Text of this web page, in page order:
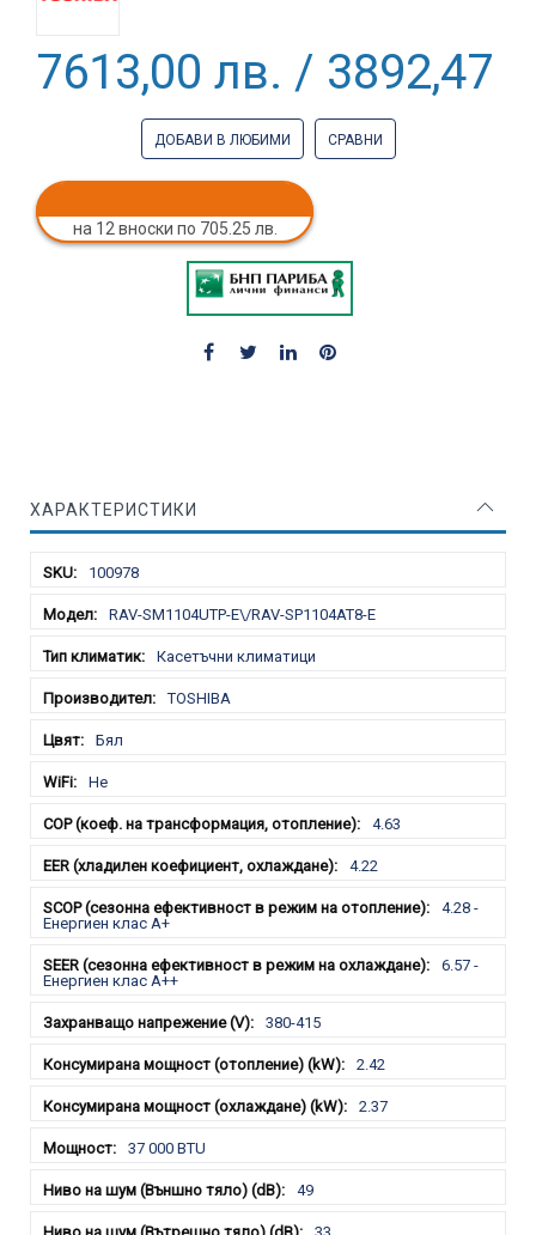
7613,00 лв. / 3892,47 €
ДОБАВИ В ЛЮБИМИ СРАВНИ
на 12 вноски по 705.25 лв.
ХАРАКТЕРИСТИКИ
100978
RAV-SM1104UTP-E\/RAV-SP1104AT8-E
Касетъчни климатици
TOSHIBA
Бял
Не
4.63
4.22
4.28 -
Енергиен клас А+
6.57 -
Енергиен клас А++
380-415
2.42
2.37
37 000 BTU
49